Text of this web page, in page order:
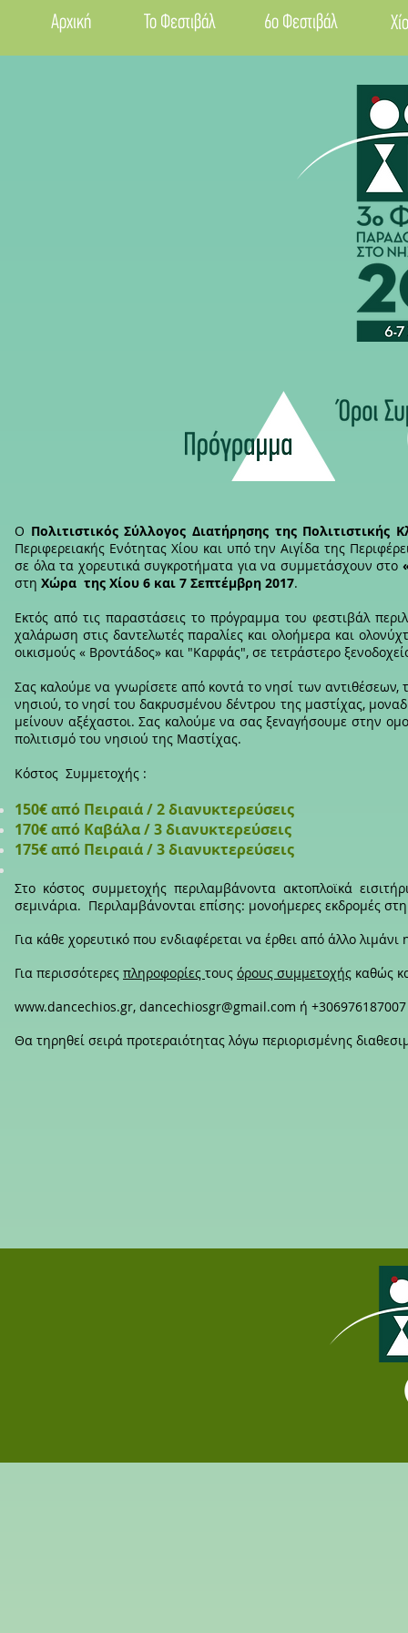
Αρχική Το Φεστιβάλ 6ο Φεστιβάλ
Ο Πολιτιστικός Σύλλογος Διατήρησης της Πολιτιστικής
Περιφερειακής Ενότητας Χίου και υπό την Αιγίδα της
σε όλα τα χορευτικά συγκροτήματα για να συμμετάσχουν στο
στη Χώρα της Χίου 6 και 7 Σεπτέμβρη 2017.
Εκτός από τις παραστάσεις το πρόγραμμα του φεστιβάλ
χαλάρωση στις δαντελωτές παραλίες και ολοήμερα και
οικισμούς « Βροντάδος» και "Καρφάς", σε τετράστερο
Σας καλούμε να γνωρίσετε από κοντά το νησί των αντιθέσεων,
νησιού, το νησί του δακρυσμένου δέντρου της μαστίχας,
μείνουν αξέχαστοι. Σας καλούμε να σας ξεναγήσουμε στην
πολιτισμό του νησιού της Μαστίχας.
Κόστος Συμμετοχής :
150€ από Πειραιά / 2 διανυκτερεύσεις
170€ από Καβάλα / 3 διανυκτερεύσεις
175€ από Πειραιά / 3 διανυκτερεύσεις
Στο κόστος συμμετοχής περιλαμβάνοντα ακτοπλοϊκά
σεμινάρια. Περιλαμβάνονται επίσης: μονοήμερες εκδρομές
Για κάθε χορευτικό που ενδιαφέρεται να έρθει από άλλο
Για περισσότερες πληροφορίες τους όρους συμμετοχής καθώς
www.dancechios.gr, dancechiosgr@gmail.com ή +306976187007
Θα τηρηθεί σειρά προτεραιότητας λόγω περιορισμένης